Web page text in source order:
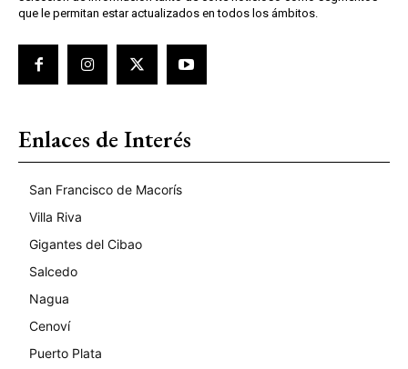
que le permitan estar actualizados en todos los ámbitos.
Enlaces de Interés
San Francisco de Macorís
Villa Riva
Gigantes del Cibao
Salcedo
Nagua
Cenoví
Puerto Plata